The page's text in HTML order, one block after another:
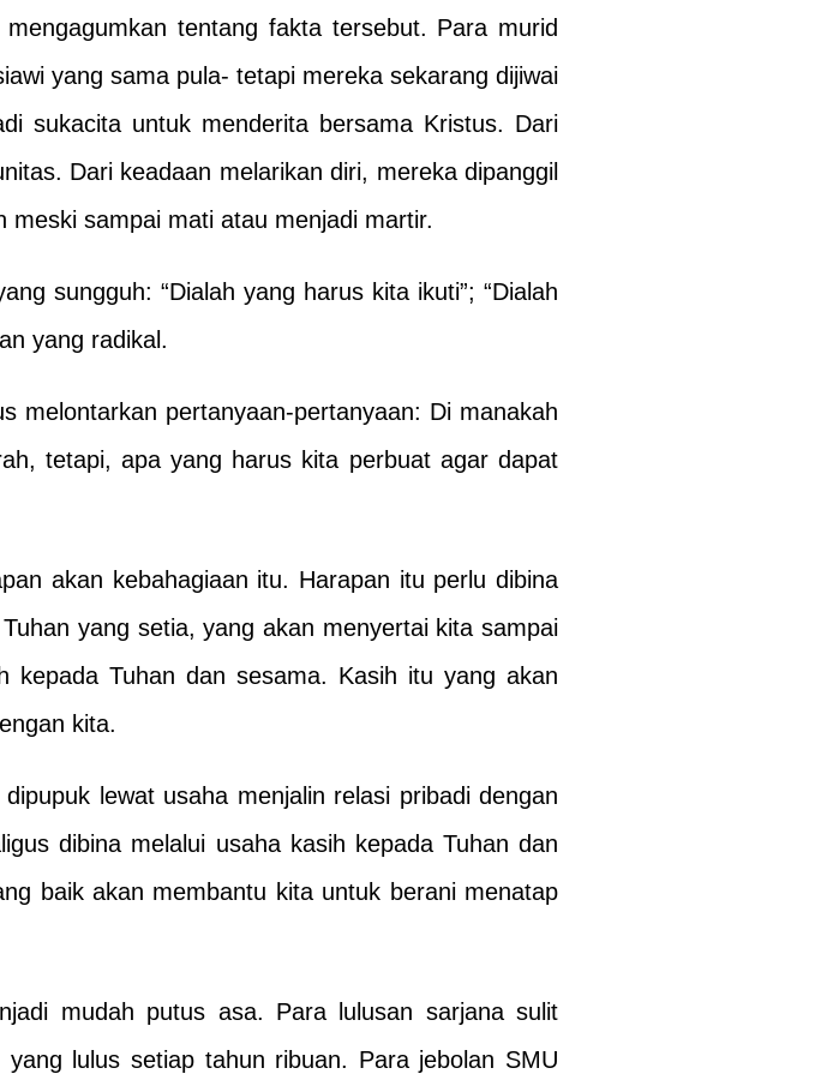
tentang fakta tersebut. Para murid
yang sama pula- tetapi mereka sekarang dijiwai
sukacita untuk menderita bersama Kristus. Dari
Dari keadaan melarikan diri, mereka dipanggil
meski sampai mati atau menjadi martir.
sungguh: “Dialah yang harus kita ikuti”; “Dialah
yang radikal.
melontarkan pertanyaan-pertanyaan: Di manakah
tetapi, apa yang harus kita perbuat agar dapat
akan kebahagiaan itu. Harapan itu perlu dibina
yang setia, yang akan menyertai kita sampai
kepada Tuhan dan sesama. Kasih itu yang akan
kita.
lewat usaha menjalin relasi pribadi dengan
dibina melalui usaha kasih kepada Tuhan dan
baik akan membantu kita untuk berani menatap
mudah putus asa. Para lulusan sarjana sulit
lulus setiap tahun ribuan. Para jebolan SMU